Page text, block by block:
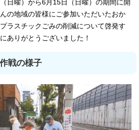
日曜）から6月15日（日曜）の期間に開
の地域の皆様にご参加いただいたおか
ラスチックごみの削減について啓発す
ありがとうございました！
戦の様子